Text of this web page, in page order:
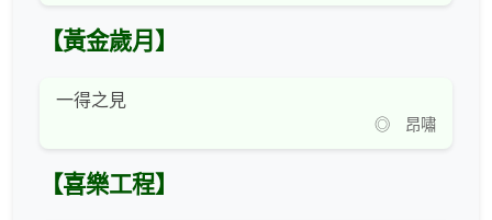
【黃金歲月】
一得之見
◎ 昂嘯
【喜樂工程】